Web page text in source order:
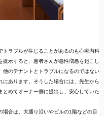
ラブルが生じることがあるのも心療内科
示すると、患者さんが急性増悪を起こし
他のテナントとトラブルになるのではない
あります。そうした場合には、先生から
めてオーナー側に提出し、安心していた
合は、大通り沿いやビルの1階などの目